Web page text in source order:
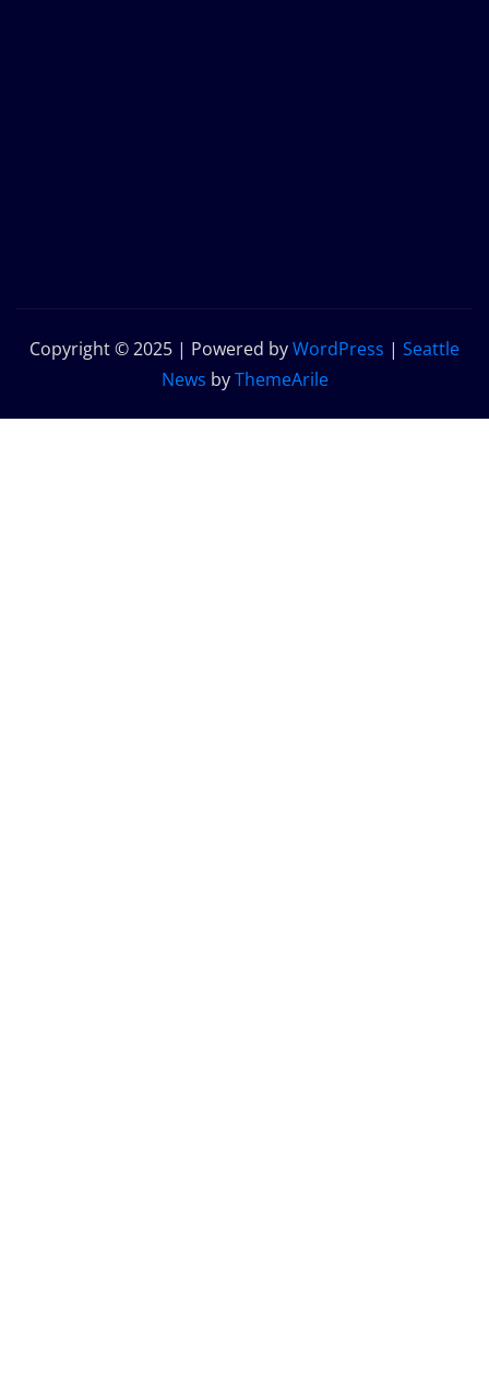
Copyright © 2025 | Powered byWordPress | Seattle
News byThemeArile